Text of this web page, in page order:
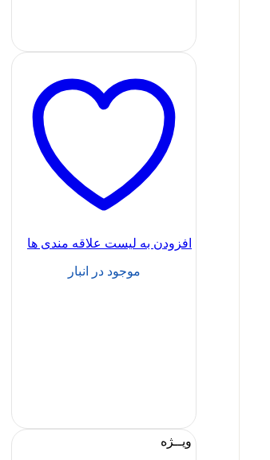
افزودن به لیست علاقه مندی ها
موجود در انبار
ویــژه